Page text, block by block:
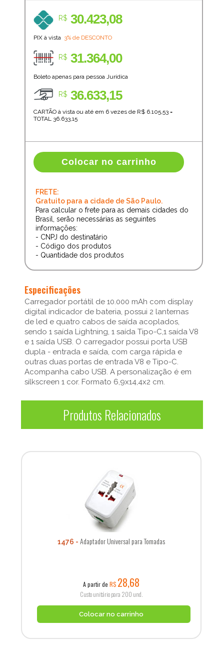
R$ 30.423,08
PIX à vista 3% de DESCONTO
R$ 31.364,00
Boleto apenas para pessoa Jurídica
R$ 36.633,15
CARTÃO à vista ou até em 6 vezes de R$ 6.105,53=
TOTAL 36.633,15
Colocar no carrinho
FRETE:
Gratuito para a cidade de São Paulo.
Para calcular o frete para as demais cidades do
Brasil, serão necessárias as seguintes
informações:
- CNPJ do destinatário
- Código dos produtos
- Quantidade dos produtos
Especificações
Carregador portátil de 10.000 mAh com display
digital indicador de bateria, possui 2 lanternas
de led e quatro cabos de saída acoplados,
sendo 1 saída Lightning, 1 saída Tipo-C,1 saída V8
e 1 saída USB. O carregador possui porta USB
dupla - entrada e saída, com carga rápida e
outras duas portas de entrada V8 e Tipo-C.
Acompanha cabo USB. A personalização é em
silkscreen 1 cor. Formato 6,9x14,4x2 cm.
Produtos Relacionados
1476 Adaptador Universal para Tomadas
A partir de R$ 28,68
Custo unitário para 200 und.
Colocar no carrinho